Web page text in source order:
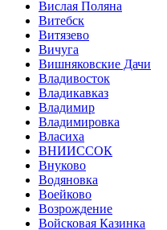
Вислая Поляна
Витебск
Витязево
Вичуга
Вишняковские Дачи
Владивосток
Владикавказ
Владимир
Владимировка
Власиха
ВНИИССОК
Внуково
Водяновка
Воейково
Возрождение
Войсковая Казинка